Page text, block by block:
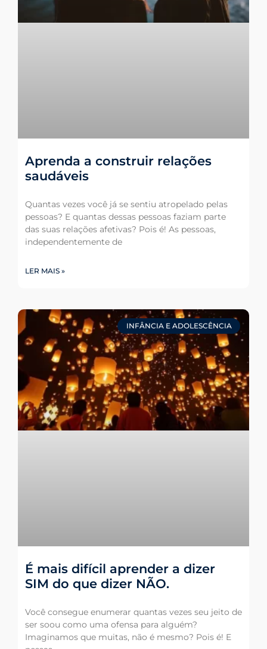
Aprenda a construir relações
saudáveis
Quantas vezes você já se sentiu atropelado pelas
pessoas? E quantas dessas pessoas faziam parte
das suas relações afetivas? Pois é! As pessoas,
independentemente de
LER MAIS »
INFÂNCIA E ADOLESCÊNCIA
É mais difícil aprender a dizer
SIM do que dizer NÃO.
Você consegue enumerar quantas vezes seu jeito de
ser soou como uma ofensa para alguém?
Imaginamos que muitas, não é mesmo? Pois é! E